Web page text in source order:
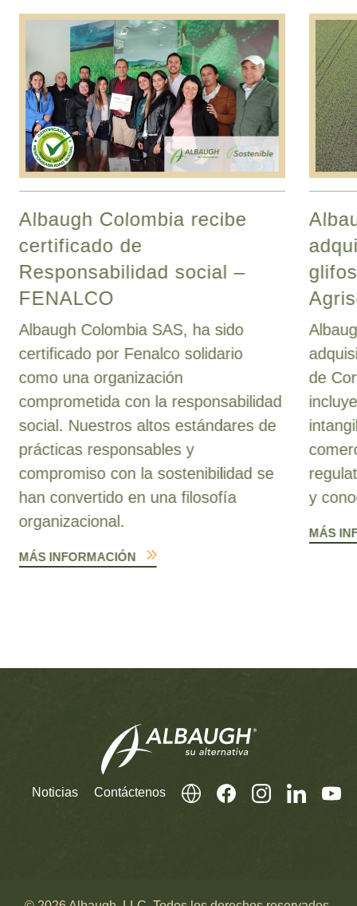
Albaugh Colombia recibe
certificado de
Responsabilidad social –
FENALCO
Albaugh Colombia SAS, ha sido
certificado por Fenalco solidario
como una organización
comprometida con la responsabilidad
social. Nuestros altos estándares de
prácticas responsables y
compromiso con la sostenibilidad se
han convertido en una filosofía
organizacional.
MÁS INFORMACIÓN
de
y
MÁS
Noticias Contáctenos